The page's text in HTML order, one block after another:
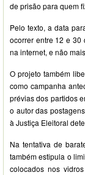
de prisão para quem
Pelo texto, a data
ocorrer entre 12 e 30
na internet, e não
O projeto também
como campanha
prévias dos partidos
o autor das
à Justiça Eleitoral
Na tentativa de
também estipula o
colocados nos